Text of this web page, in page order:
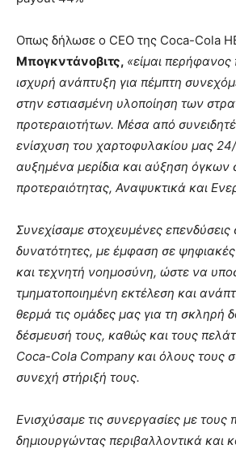
Οπως δήλωσε ο CEO της Coca-Cola
Μπογκντάνοβιτς, «είμαι
ισχυρή ανάπτυξη για πέμπτη
στην εστιασμένη υλοποίηση των
προτεραιοτήτων. Μέσα από
ενίσχυση του χαρτοφυλακίου μας
αυξημένα μερίδια και αύξηση όγκων
προτεραιότητας, Αναψυκτικά και
Συνεχίσαμε στοχευμένες επενδύσεις
δυνατότητες, με έμφαση σε
και τεχνητή νοημοσύνη, ώστε να
τμηματοποιημένη εκτέλεση και
θερμά τις ομάδες μας για τη σκληρή
δέσμευσή τους, καθώς και τους
Coca-Cola Company και όλους τους
συνεχή στήριξή τους.
Ενισχύσαμε τις συνεργασίες με τους
δημιουργώντας περιβαλλοντικά και